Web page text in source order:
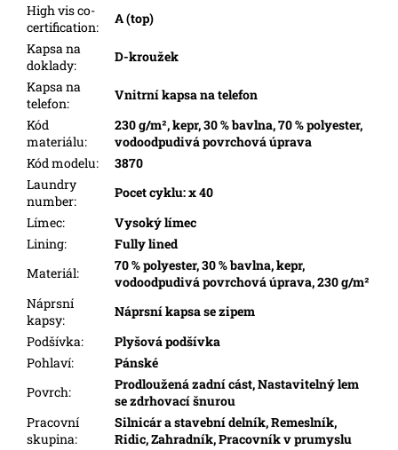
High vis co-
certification:
A (top)
Kapsa na
doklady:
D-kroužek
Kapsa na
telefon:
Vnitrní kapsa na telefon
Kód
materiálu:
230 g/m², kepr, 30 % bavlna, 70 % polyester,
vodoodpudivá povrchová úprava
Kód modelu:
3870
Laundry
number:
Pocet cyklu: x 40
Límec:
Vysoký límec
Lining:
Fully lined
Materiál:
70 % polyester, 30 % bavlna, kepr,
vodoodpudivá povrchová úprava, 230 g/m²
Náprsní
kapsy:
Náprsní kapsa se zipem
Podšívka:
Plyšová podšívka
Pohlaví:
Pánské
Povrch:
Prodloužená zadní cást, Nastavitelný lem
se zdrhovací šnurou
Pracovní
skupina:
Silnicár a stavební delník, Remeslník,
Ridic, Zahradník, Pracovník v prumyslu